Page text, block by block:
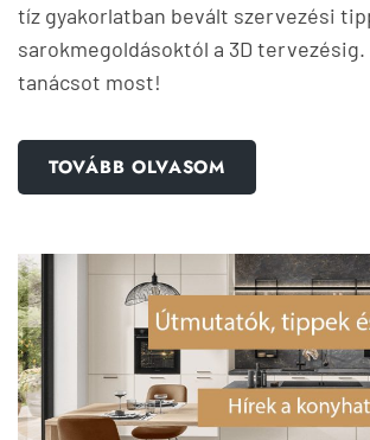
tíz gyakorlatban bevált szervezési
sarokmegoldásoktól a 3D tervezésig.
tanácsot most!
TOVÁBB OLVASOM